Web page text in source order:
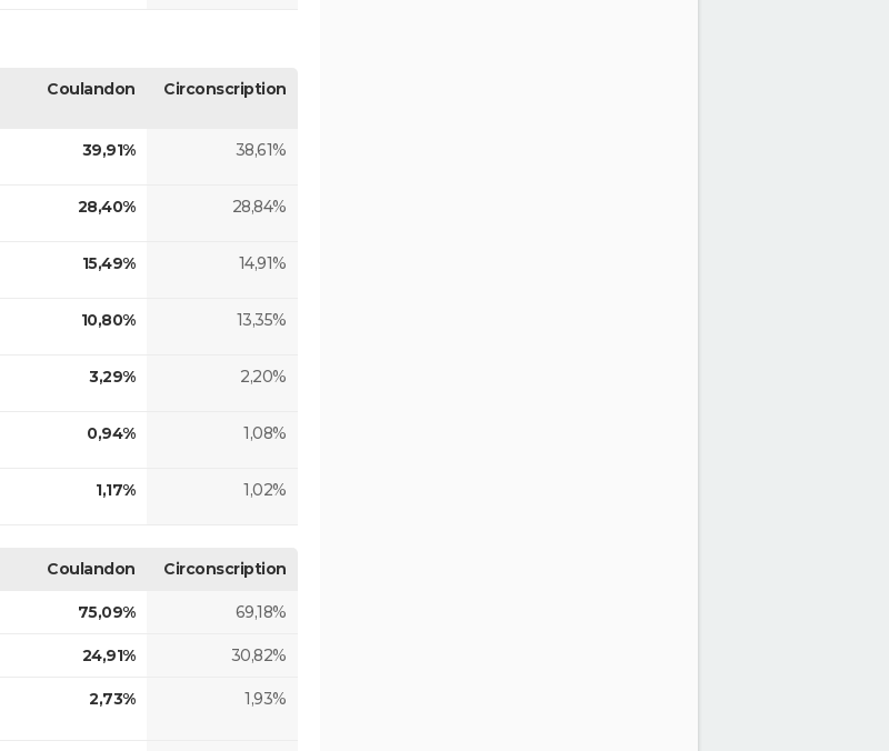
Coulandon Circonscription
39,91% 38,61%
28,40% 28,84%
15,49% 14,91%
10,80% 13,35%
3,29% 2,20%
0,94% 1,08%
1,17% 1,02%
Coulandon Circonscription
75,09% 69,18%
24,91% 30,82%
2,73% 1,93%